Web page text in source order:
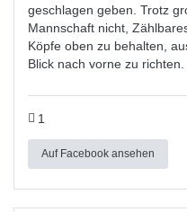
geschlagen geben. Trotz
Mannschaft nicht,
Köpfe oben zu behalten,
Blick nach vorne zu
1
Auf Facebook ansehen